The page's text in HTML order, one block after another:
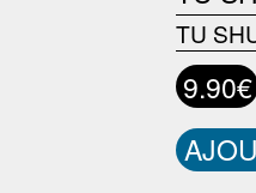
TU
9.90€